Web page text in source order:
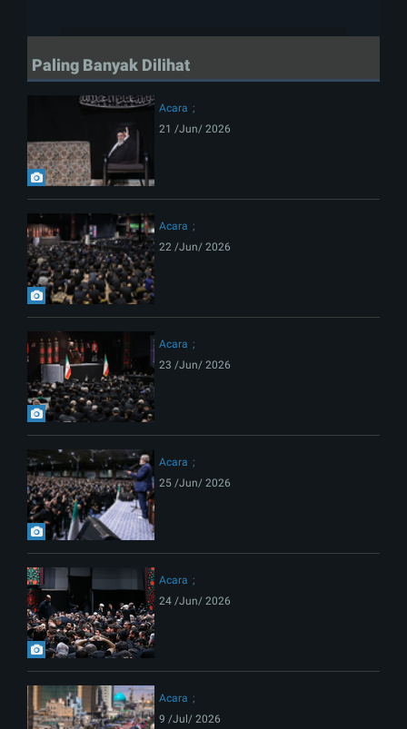
Paling Banyak Dilihat
Acara
21 /Jun/ 2026
Acara
22 /Jun/ 2026
Acara
23 /Jun/ 2026
Acara
25 /Jun/ 2026
Acara
24 /Jun/ 2026
Acara
9 /Jul/ 2026